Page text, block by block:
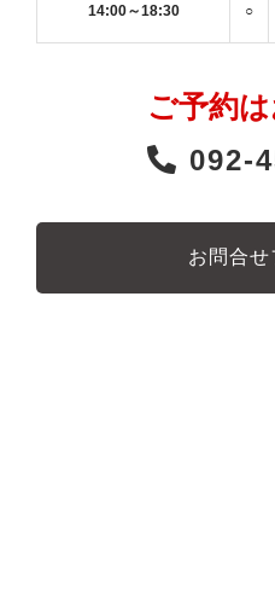
14:00～18:30 ○
ご予約
092-
お問合せ